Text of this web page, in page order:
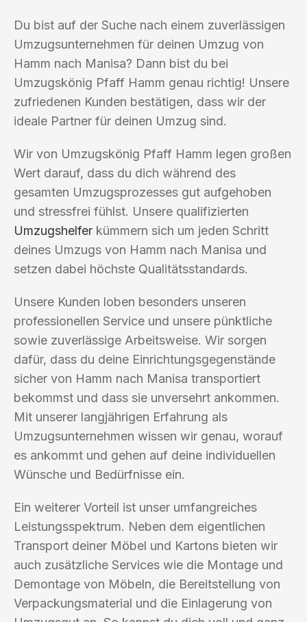
Du bist auf der Suche nach einem zuverlässigen
Umzugsunternehmen für deinen Umzug von
Hamm nach Manisa? Dann bist du bei
Umzugskönig Pfaff Hamm genau richtig! Unsere
zufriedenen Kunden bestätigen, dass wir der
ideale Partner für deinen Umzug sind.
Wir von Umzugskönig Pfaff Hamm legen großen
Wert darauf, dass du dich während des
gesamten Umzugsprozesses gut aufgehoben
und stressfrei fühlst. Unsere qualifizierten
Umzugshelfer kümmern sich um jeden Schritt
deines Umzugs von Hamm nach Manisa und
setzen dabei höchste Qualitätsstandards.
Unsere Kunden loben besonders unseren
professionellen Service und unsere pünktliche
sowie zuverlässige Arbeitsweise. Wir sorgen
dafür, dass du deine Einrichtungsgegenstände
sicher von Hamm nach Manisa transportiert
bekommst und dass sie unversehrt ankommen.
Mit unserer langjährigen Erfahrung als
Umzugsunternehmen wissen wir genau, worauf
es ankommt und gehen auf deine individuellen
Wünsche und Bedürfnisse ein.
Ein weiterer Vorteil ist unser umfangreiches
Leistungsspektrum. Neben dem eigentlichen
Transport deiner Möbel und Kartons bieten wir
auch zusätzliche Services wie die Montage und
Demontage von Möbeln, die Bereitstellung von
Verpackungsmaterial und die Einlagerung von